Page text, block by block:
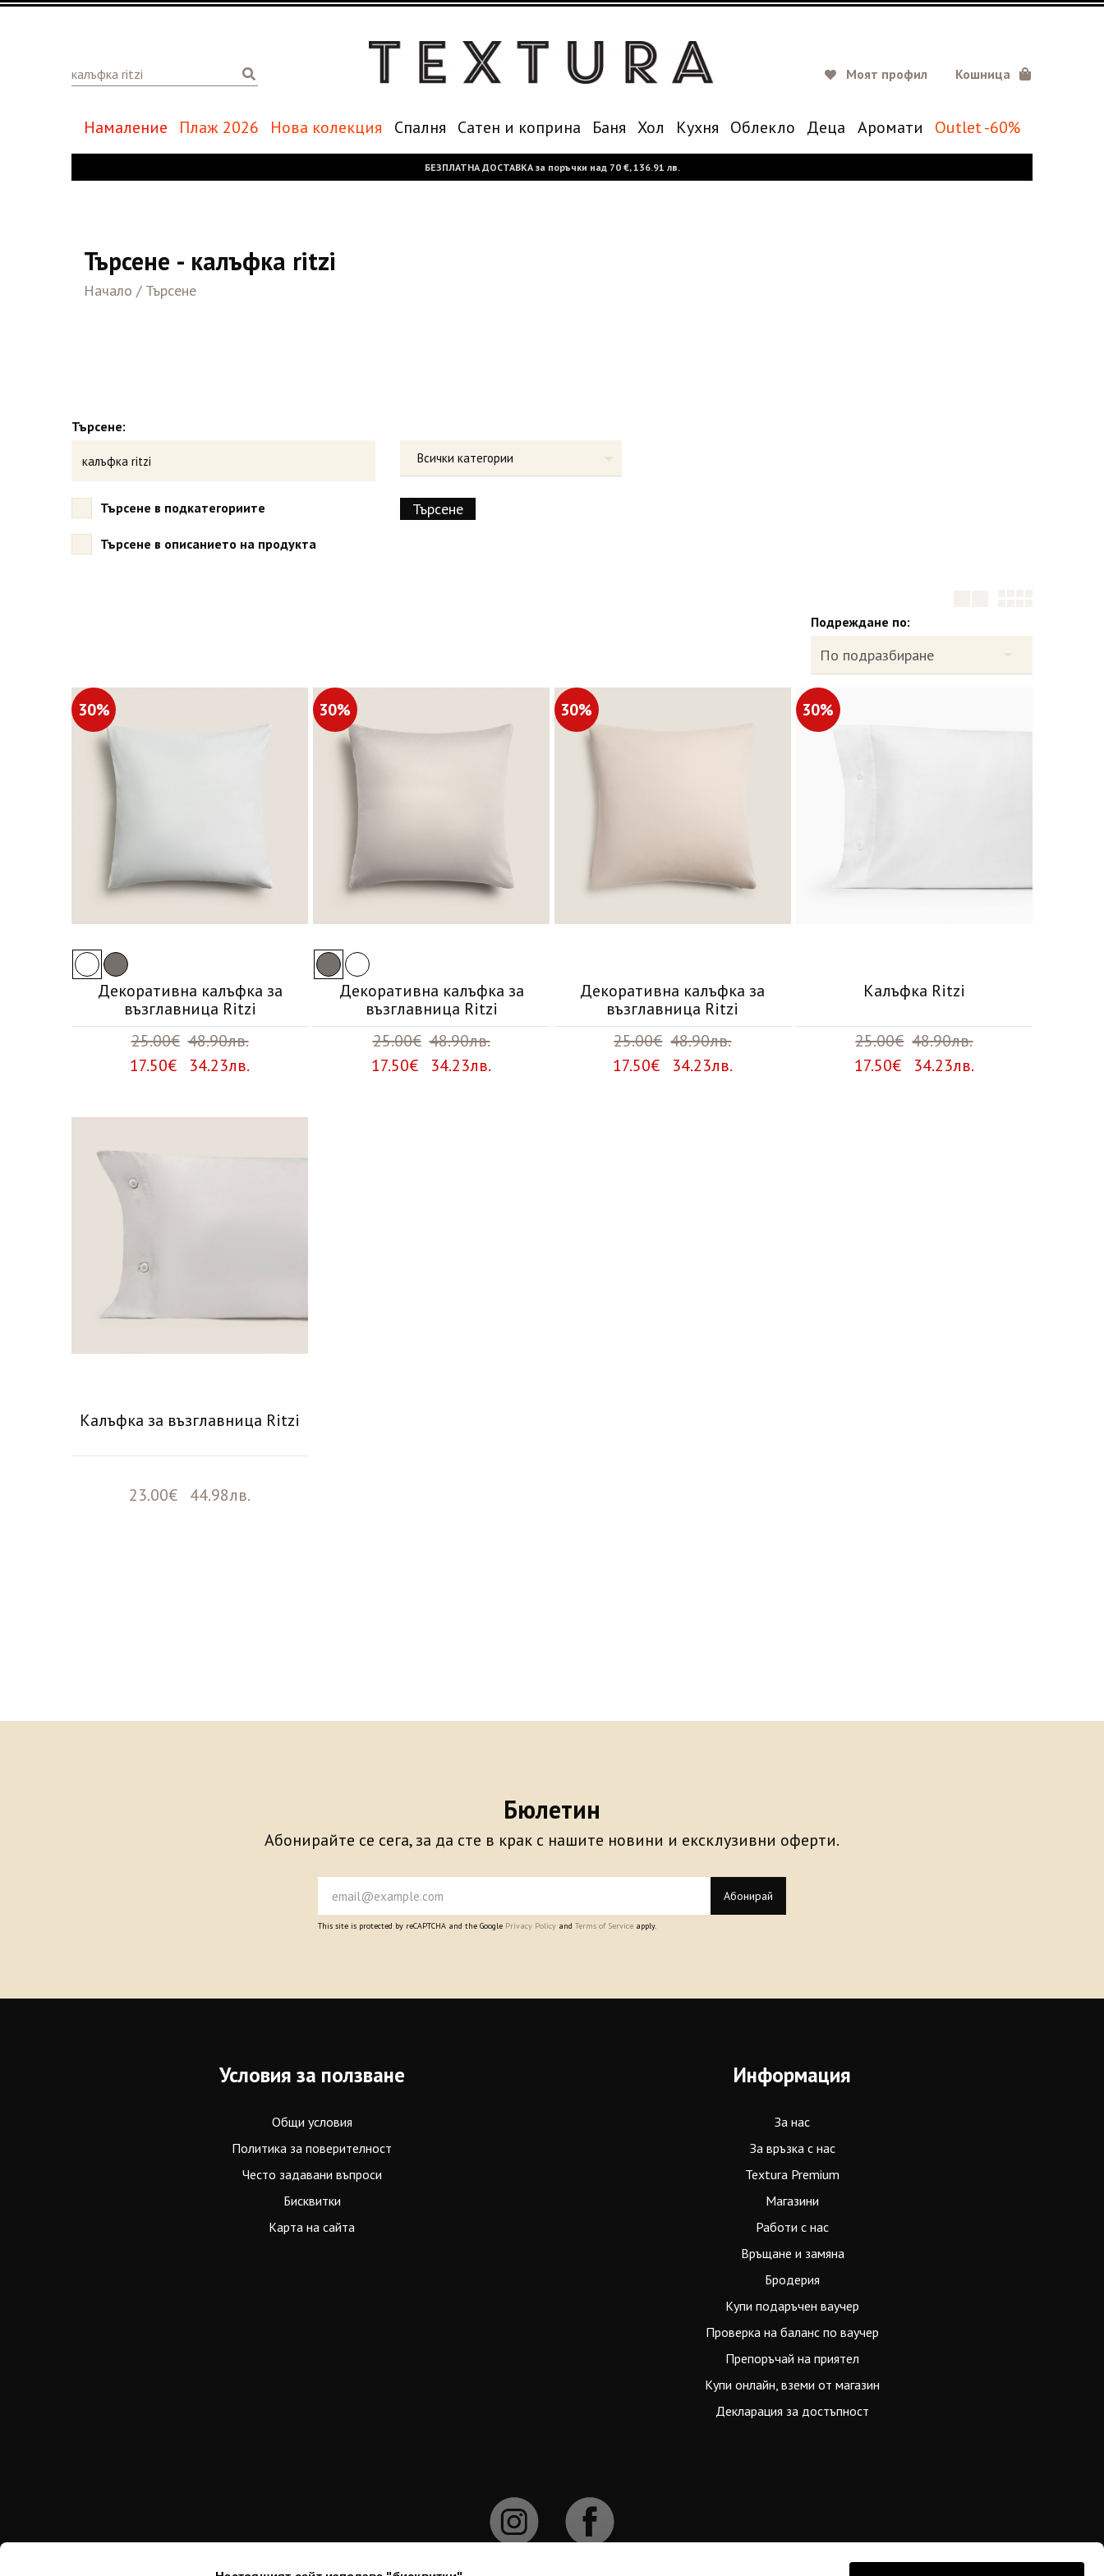
Моят профил Кошница
Намаление Плаж 2026 Нова колекция Спалня Сатен и коприна Баня Хол Кухня Oблекло Деца Аромати Outlet -60%
БЕЗПЛАТНА ДОСТАВКА за поръчки над 70 €,136.91 лв.
Търсене - калъфка ritzi
Начало / Търсене
Търсене:
Всички категории
Търсене в подкатегориите
Търсене в описанието на продукта
Подреждане по:
30%
Декоративна калъфка за
възглавница Ritzi
25.00€ 48.90лв.
17.50€ 34.23лв.
30%
Декоративна калъфка за
възглавница Ritzi
25.00€ 48.90лв.
17.50€ 34.23лв.
30%
Декоративна калъфка за
възглавница Ritzi
25.00€ 48.90лв.
17.50€ 34.23лв.
30%
Калъфка Ritzi
25.00€ 48.90лв.
17.50€ 34.23лв.
Калъфка за възглавница Ritzi
23.00€ 44.98лв.
Бюлетин
Абонирайте се сега, за да сте в крак с нашите новини и ексклузивни оферти.
Абонирай
This site is protected by reCAPTCHA and the Google Privacy Policy and Terms of Service apply.
Условия за ползване
Общи условия
Политика за поверителност
Често задавани въпроси
Бисквитки
Карта на сайта
Информация
За нас
За връзка с нас
Textura Premium
Магазини
Работи с нас
Връщане и замяна
Бродерия
Купи подаръчен ваучер
Проверка на баланс по ваучер
Препоръчай на приятел
Купи онлайн, вземи от магазин
Декларация за достъпност